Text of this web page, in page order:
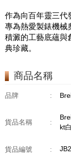
作為向百年靈三代
專為熱愛製錶機械
積澱的工藝底蘊與
典珍藏。
商品名稱
品牌 :
貨品名稱 :
kt
貨品編號 :